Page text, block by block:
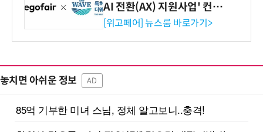
AI 전환(AX) 지원사업' 컨소
시엄 선정
[위고페어] 뉴스룸 바로가기>
놓치면 아쉬운 정보 AD